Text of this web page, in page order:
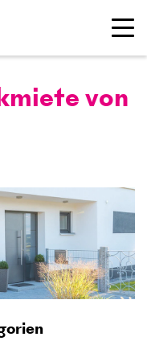
von